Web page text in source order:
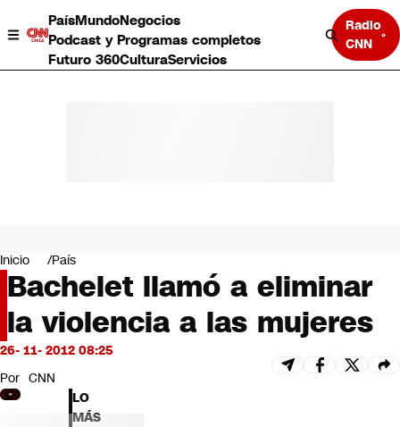
PaísMundoNegocios
Podcast y Programas completos
Futuro 360CulturaServicios
Radio
CNN
Negocios
Deportes
Programas completos
Cultura
Servicios
Bits
CNN Data
CNN tiempo
Futuro 360
Inicio País
Bachelet llamó a eliminar
la violencia a las mujeres
26- 11- 2012 08:25
Por CNN
LO
MÁS